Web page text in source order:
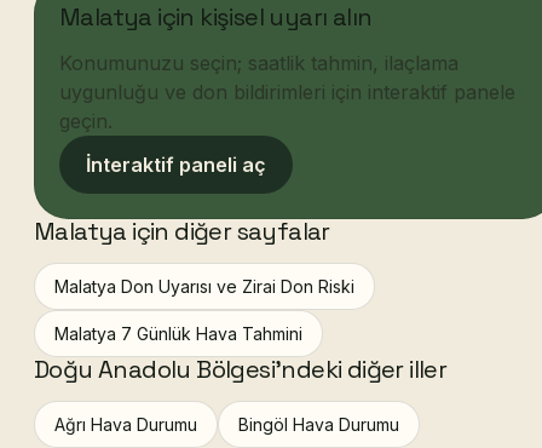
Malatya için kişisel uyarı alın
Konumunuzu seçin; saatlik tahmin, ilaçlama
uygunluğu ve don bildirimleri için interaktif panele
geçin.
İnteraktif paneli aç
Malatya için diğer sayfalar
Malatya Don Uyarısı ve Zirai Don Riski
Malatya 7 Günlük Hava Tahmini
Doğu Anadolu Bölgesi'ndeki diğer iller
Ağrı Hava Durumu Bingöl Hava Durumu